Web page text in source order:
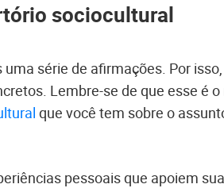
sociocultural
série de afirmações. Por
Lembre-se de que esse é
que você tem sobre o
pessoais que apoiem